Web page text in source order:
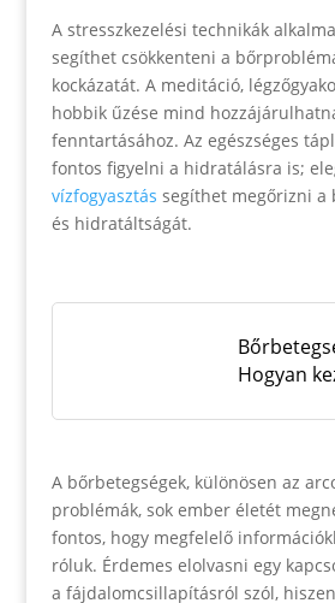
A stresszkezelési technikák
segíthet csökkenteni a
kockázatát. A meditáció,
hobbik űzése mind
fenntartásához. Az egészséges
fontos figyelni a hidratálásra is;
vízfogyasztás segíthet megőrizni a
és hidratáltságát.
Hogyan
A bőrbetegségek, különösen az
problémák, sok ember életét
fontos, hogy megfelelő
róluk. Érdemes elolvasni egy
a fájdalomcsillapításról szól,